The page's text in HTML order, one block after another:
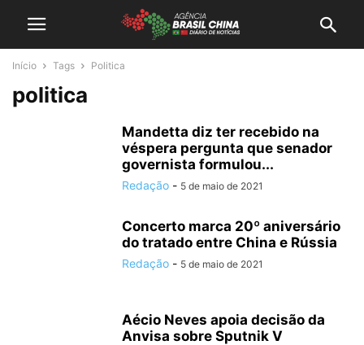
Início Tags Politica
politica
Mandetta diz ter recebido na
véspera pergunta que senador
governista formulou...
Redação - 5 de maio de 2021
Concerto marca 20º aniversário
do tratado entre China e Rússia
Redação - 5 de maio de 2021
Aécio Neves apoia decisão da
Anvisa sobre Sputnik V